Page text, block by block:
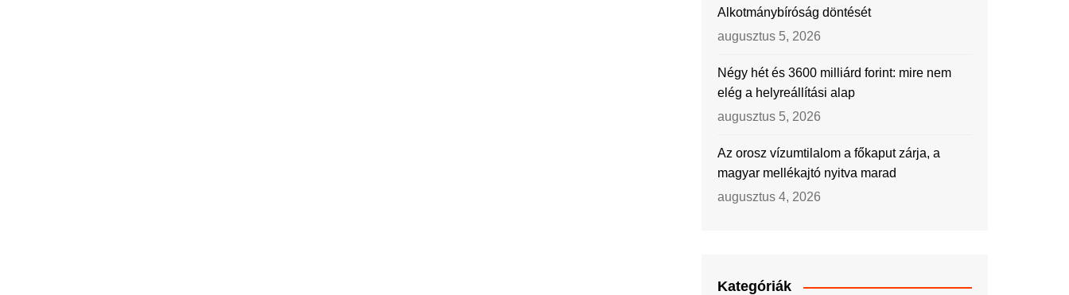
Alkotmánybíróság döntését
augusztus 5, 2026
Négy hét és 3600 milliárd forint: mire nem
elég a helyreállítási alap
augusztus 5, 2026
Az orosz vízumtilalom a főkaput zárja, a
magyar mellékajtó nyitva marad
augusztus 4, 2026
Kategóriák